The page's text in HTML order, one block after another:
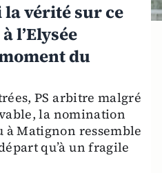
vérité sur ce
l’Elysée
du
PS arbitre malgré
la nomination
à Matignon ressemble
qu’à un fragile